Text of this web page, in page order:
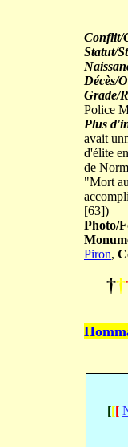
Conflit/
Statut/
Décès/
Grade/
Police
Plus
avait
d'élite
de
"Mort
[63])
Photo/
Piron,
††
[[[